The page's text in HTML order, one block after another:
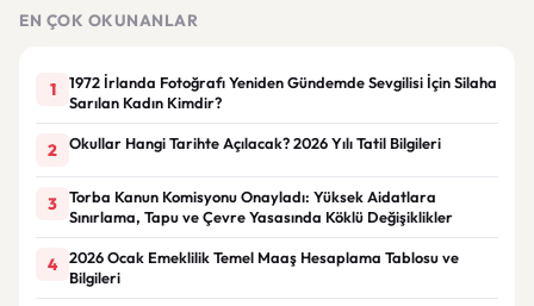
EN ÇOK OKUNANLAR
1
1972 İrlanda Fotoğrafı Yeniden Gündemde Sevgilisi İçin Silaha
Sarılan Kadın Kimdir?
2 Okullar Hangi Tarihte Açılacak? 2026 Yılı Tatil Bilgileri
3
Torba Kanun Komisyonu Onayladı: Yüksek Aidatlara
Sınırlama, Tapu ve Çevre Yasasında Köklü Değişiklikler
4
2026 Ocak Emeklilik Temel Maaş Hesaplama Tablosu ve
Bilgileri